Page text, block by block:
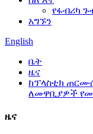
የፋብሪካ
አግኙን
English
ቤት
ዜና
ከፕላስቲክ
ለመዋቢያዎች
ዜና